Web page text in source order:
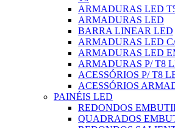
ARMADURAS LED
ARMADURAS LED
BARRA LINEAR LED
ARMADURAS LED
ARMADURAS LED
ARMADURAS P/ T8
ACESSÓRIOS P/ T8
ACESSÓRIOS
PAINÉIS LED
REDONDOS
QUADRADOS